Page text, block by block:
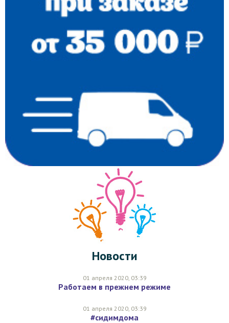
Новости
01 апреля 2020, 03:39
Работаем в прежнем режиме
01 апреля 2020, 03:39
#сидимдома